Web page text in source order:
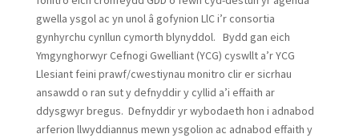
gwella ysgol ac yn unol â gofynion LlC i’r consortia
gynhyrchu cynllun cymorth blynyddol. Bydd gan eich
Ymgynghorwyr Cefnogi Gwelliant (YCG) cyswllt a’r YCG
Llesiant feini prawf/cwestiynau monitro clir er sicrhau
ansawdd o ran sut y defnyddir y cyllid a’i effaith ar
ddysgwyr bregus. Defnyddir yr wybodaeth hon i adnabod
arferion llwyddiannus mewn ysgolion ac adnabod effaith y